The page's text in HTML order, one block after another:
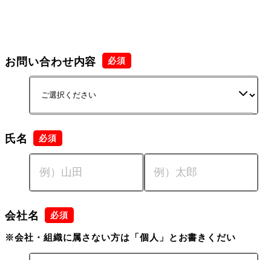
お問い合わせ内容
氏名
会社名
※会社・組織に属さない方は「個人」とお書きくだい